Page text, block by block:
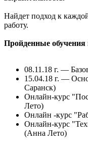
Найдет подход к
работу.
Пройденные
08.11.18 г. —
15.04.18 г. —
Саранск)
Онлайн-курс
Лето)
Онлайн -курс
Онлайн-курс
(Анна Лето)